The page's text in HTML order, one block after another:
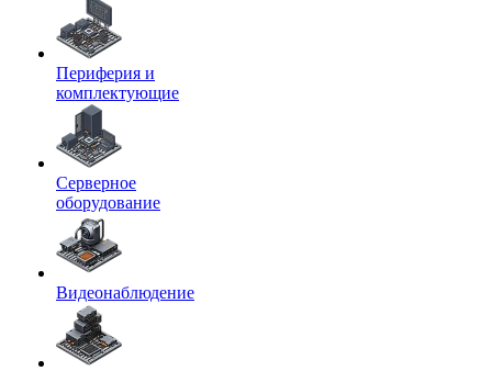
Периферия и
комплектующие
Серверное
оборудование
Видеонаблюдение